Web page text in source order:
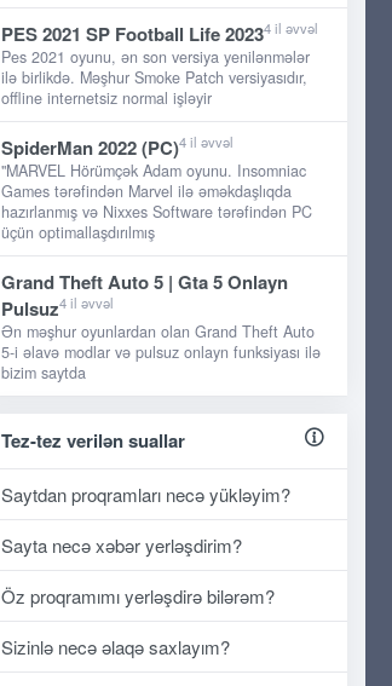
PES 2021 SP Football Life 20234 il əvvəl
Pes 2021 oyunu, ən son versiya yenilənmələr
ilə birlikdə. Məşhur Smoke Patch versiyasıdır,
offline internetsiz normal işləyir
SpiderMan 2022 (PC)4 il əvvəl
"MARVEL Hörümçək Adam oyunu. Insomniac
Games tərəfindən Marvel ilə əməkdaşlıqda
hazırlanmış və Nixxes Software tərəfindən PC
üçün optimallaşdırılmış
Grand Theft Auto 5 | Gta 5 Onlayn
Pulsuz4 il əvvəl
Ən məşhur oyunlardan olan Grand Theft Auto
5-i əlavə modlar və pulsuz onlayn funksiyası ilə
bizim saytda
Tez-tez verilən suallar
Saytdan proqramları necə yükləyim?
Sayta necə xəbər yerləşdirim?
Öz proqramımı yerləşdirə bilərəm?
Sizinlə necə əlaqə saxlayım?